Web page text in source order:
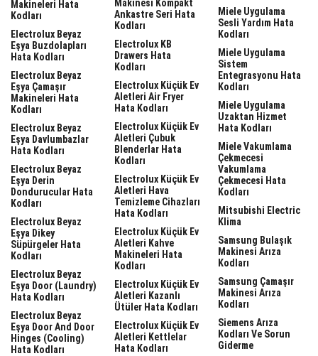
Makineleri Hata
Kodları
Electrolux Beyaz
Eşya Buzdolapları
Hata Kodları
Electrolux Beyaz
Eşya Çamaşır
Makineleri Hata
Kodları
Electrolux Beyaz
Eşya Davlumbazlar
Hata Kodları
Electrolux Beyaz
Eşya Derin
Dondurucular Hata
Kodları
Electrolux Beyaz
Eşya Dikey
Süpürgeler Hata
Kodları
Electrolux Beyaz
Eşya Door (laundry)
Hata Kodları
Electrolux Beyaz
Eşya Door And Door
Hinges (cooling)
Hata Kodları
Makinesi Kompakt
Ankastre Seri Hata
Kodları
Electrolux KB
Drawers Hata
Kodları
Electrolux Küçük Ev
Aletleri Air Fryer
Hata Kodları
Electrolux Küçük Ev
Aletleri Çubuk
Blenderlar Hata
Kodları
Electrolux Küçük Ev
Aletleri Hava
Temizleme Cihazları
Hata Kodları
Electrolux Küçük Ev
Aletleri Kahve
Makineleri Hata
Kodları
Electrolux Küçük Ev
Aletleri Kazanlı
Ütüler Hata Kodları
Electrolux Küçük Ev
Aletleri Kettlelar
Hata Kodları
Miele Uygulama
Sesli Yardım Hata
Kodları
Miele Uygulama
Sistem
Entegrasyonu Hata
Kodları
Miele Uygulama
Uzaktan Hizmet
Hata Kodları
Miele Vakumlama
Çekmecesi
Vakumlama
Çekmecesi Hata
Kodları
Mitsubishi Electric
Klima
Samsung Bulaşık
Makinesi Arıza
Kodları
Samsung Çamaşır
Makinesi Arıza
Kodları
Siemens Arıza
Kodları Ve Sorun
Giderme